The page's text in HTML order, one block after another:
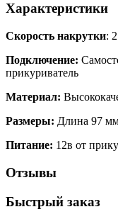
Характеристики
Скорость накрутки:
Подключение:
прикуриватель
Материал:
Размеры: Длина 97
Питание: 12в от
Отзывы
Быстрый заказ